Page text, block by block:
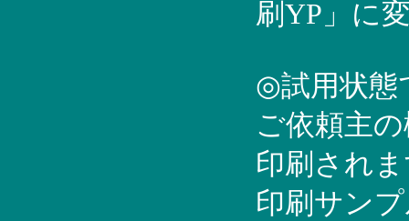
刷YP」に
◎試用状態
ご依頼主
印刷され
印刷サン